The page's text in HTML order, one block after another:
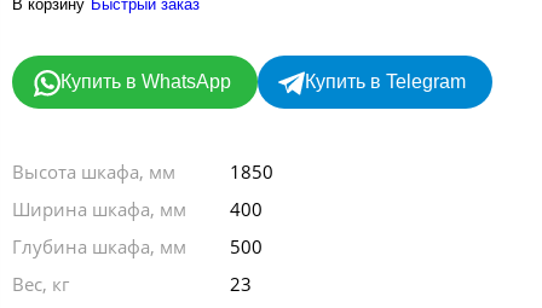
В корзину Быстрый заказ
Купить в WhatsApp Купить в Telegram
Высота шкафа, мм
1850
Ширина шкафа, мм
400
Глубина шкафа, мм
500
Вес, кг
23